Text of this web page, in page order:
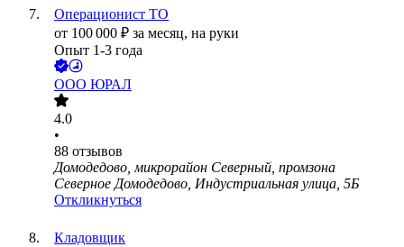
Операционист ТО
от 100 000 ₽ за месяц, на руки
Опыт 1-3 года
ООО ЮРАЛ
4.0
•
88 отзывов
Домодедово, микрорайон Северный, промзона
Северное Домодедово, Индустриальная улица, 5Б
Откликнуться
Кладовщик